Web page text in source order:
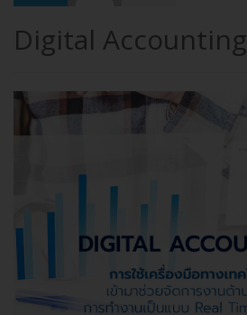
Digital Accounting